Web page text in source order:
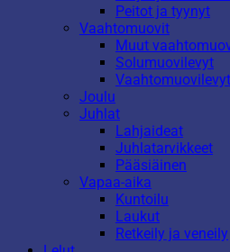
Peitot ja tyynyt
Vaahtomuovit
Muut
Solumuovilevyt
Vaahtomuovilevyt
Joulu
Juhlat
Lahjaideat
Juhlatarvikkeet
Pääsiäinen
Vapaa-aika
Kuntoilu
Laukut
Retkeily ja veneily